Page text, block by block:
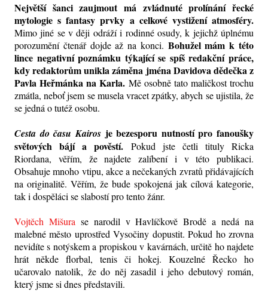
Největší šanci zaujmout má zvládnuté prolínání řecké
mytologie s fantasy prvky a celkové vystižení atmosféry.
Mimo jiné se v ději odráží i rodinné osudy, k jejichž úplnému
porozumění čtenář dojde až na konci. Bohužel mám k této
lince negativní poznámku týkající se spíš redakční práce,
kdy redaktorům unikla záměna jména Davidova dědečka z
Pavla Heřmánka na Karla. Mě osobně tato maličkost trochu
zmátla, neboť jsem se musela vracet zpátky, abych se ujistila, že
se jedná o tutéž osobu.
Cesta do času Kairosje bezesporu nutností pro fanoušky
světových bájí a pověstí. Pokud jste četli tituly Ricka
Riordana, věřím, že najdete zalíbení i v této publikaci.
Obsahuje mnoho vtipu, akce a nečekaných zvratů přidávajících
na originalitě. Věřím, že bude spokojená jak cílová kategorie,
tak i dospěláci se slabostí pro tento žánr.
Vojtěch Mišura se narodil v Havlíčkově Brodě a nedá na
malebné město uprostřed Vysočiny dopustit. Pokud ho zrovna
nevidíte s notýskem a propiskou v kavárnách, určitě ho najdete
hrát někde florbal, tenis či hokej. Kouzelné Řecko ho
učarovalo natolik, že do něj zasadil i jeho debutový román,
který jsme si dnes představili.